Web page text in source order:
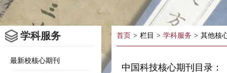
学科服务
最新校核心期刊
首页 > 栏目 > 学科服务 > 其他核
中国科技核心期刊目录：